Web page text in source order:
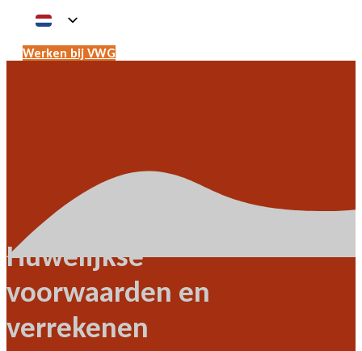
Werken bij VWG
Huwelijkse
voorwaarden en
verrekenen